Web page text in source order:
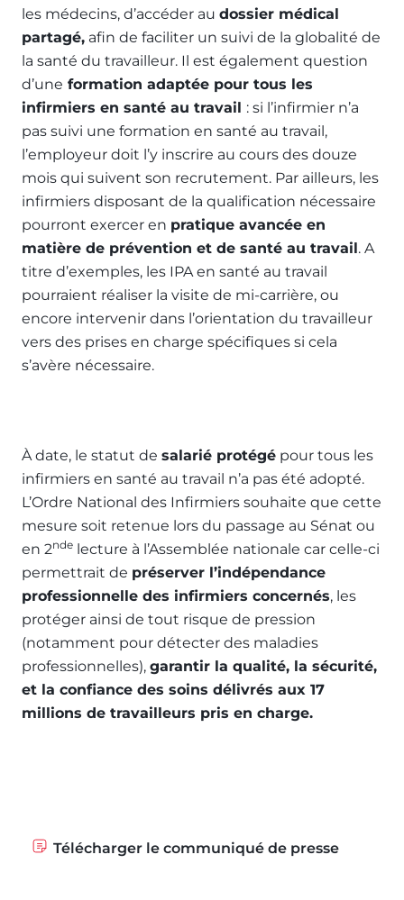
les médecins, d’accéder au dossier médical
partagé, afin de faciliter un suivi de la globalité de
la santé du travailleur. Il est également question
d’une formation adaptée pour tous les
infirmiers en santé au travail : si l’infirmier n’a
pas suivi une formation en santé au travail,
l’employeur doit l’y inscrire au cours des douze
mois qui suivent son recrutement. Par ailleurs, les
infirmiers disposant de la qualification nécessaire
pourront exercer en pratique avancée en
matière de prévention et de santé au travail. A
titre d’exemples, les IPA en santé au travail
pourraient réaliser la visite de mi-carrière, ou
encore intervenir dans l’orientation du travailleur
vers des prises en charge spécifiques si cela
s’avère nécessaire.
À date, le statut de salarié protégé pour tous les
infirmiers en santé au travail n’a pas été adopté.
L’Ordre National des Infirmiers souhaite que cette
mesure soit retenue lors du passage au Sénat ou
en 2nde lecture à l’Assemblée nationale car celle-ci
permettrait de préserver l’indépendance
professionnelle des infirmiers concernés, les
protéger ainsi de tout risque de pression
(notamment pour détecter des maladies
professionnelles), garantir la qualité, la sécurité,
et la confiance des soins délivrés aux 17
millions de travailleurs pris en charge.
Télécharger le communiqué de presse